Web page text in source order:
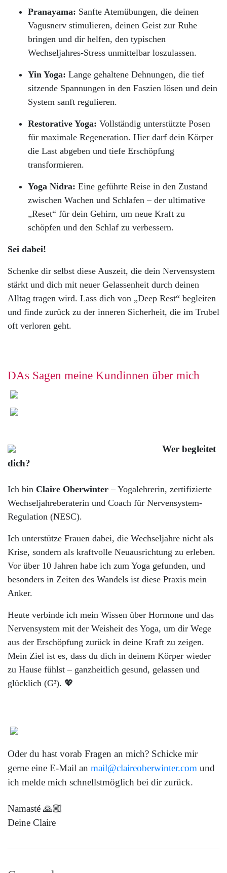
Pranayama: Sanfte Atemübungen, die deinen
Vagusnerv stimulieren, deinen Geist zur Ruhe
bringen und dir helfen, den typischen
Wechseljahres-Stress unmittelbar loszulassen.
Yin Yoga: Lange gehaltene Dehnungen, die tief
sitzende Spannungen in den Faszien lösen und dein
System sanft regulieren.
Restorative Yoga: Vollständig unterstützte Posen
für maximale Regeneration. Hier darf dein Körper
die Last abgeben und tiefe Erschöpfung
transformieren.
Yoga Nidra: Eine geführte Reise in den Zustand
zwischen Wachen und Schlafen – der ultimative
„Reset“ für dein Gehirn, um neue Kraft zu
schöpfen und den Schlaf zu verbessern.
Sei dabei!
Schenke dir selbst diese Auszeit, die dein Nervensystem
stärkt und dich mit neuer Gelassenheit durch deinen
Alltag tragen wird. Lass dich von „Deep Rest“ begleiten
und finde zurück zu der inneren Sicherheit, die im Trubel
oft verloren geht.
DAs Sagen meine Kundinnen über mich
Wer begleitet
dich?
Ich bin Claire Oberwinter – Yogalehrerin, zertifizierte
Wechseljahreberaterin und Coach für Nervensystem-
Regulation (NESC).
Ich unterstütze Frauen dabei, die Wechseljahre nicht als
Krise, sondern als kraftvolle Neuausrichtung zu erleben.
Vor über 10 Jahren habe ich zum Yoga gefunden, und
besonders in Zeiten des Wandels ist diese Praxis mein
Anker.
Heute verbinde ich mein Wissen über Hormone und das
Nervensystem mit der Weisheit des Yoga, um dir Wege
aus der Erschöpfung zurück in deine Kraft zu zeigen.
Mein Ziel ist es, dass du dich in deinem Körper wieder
zu Hause fühlst – ganzheitlich gesund, gelassen und
glücklich (G³). 💖
Oder du hast vorab Fragen an mich? Schicke mir
gerne eine E-Mail an mail@claireoberwinter.com und
ich melde mich schnellstmöglich bei dir zurück.
Namasté 🙏🏼
Deine Claire